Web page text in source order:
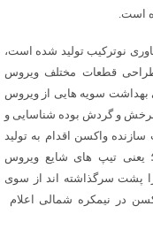
است.
نوترکیب تولید شده است،
طراحی قطعات مختلف ویروس
بهداشت سویه هایی از ویروس
چرخش و گردش بوده شناسایی و
سازنده واکسن اقدام به تولید
یعنی تیپ های شایع ویروس
را پشت سرگذاشته اند از سوی
در نیمکره شمالی اعلام